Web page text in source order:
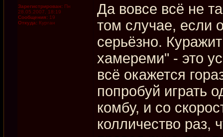
Зарегистрирован: Пн
28.05.2007, 18:19
Сообщения: 19
Откуда: Курган
Да вовсе всё не
том случае, если
серьёзно.
хамереми" - это
всё окажется
попробуй играть
комбу, и со
колличество раз,